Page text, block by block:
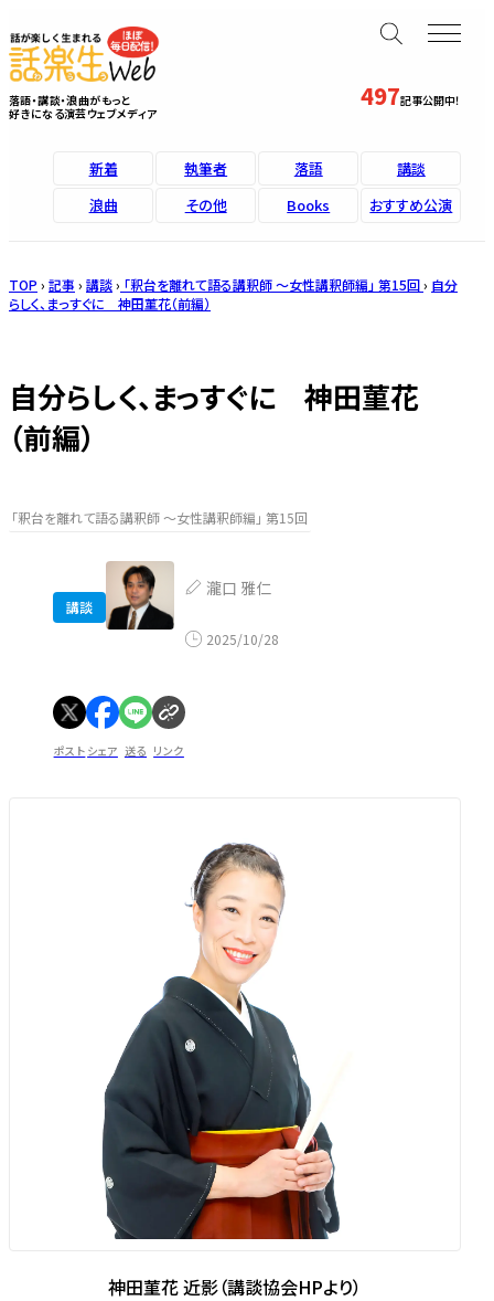
497記事公開中！
落語・講談・浪曲がもっと
好きになる演芸ウェブメディア
新着 執筆者 落語
講談
浪曲
その他 Books おすすめ公演
TOP › 記事 › 講談› 「釈台を離れて語る講釈師 ～女性講釈師編」 第15回› 自分
らしく、まっすぐに 神田菫花（前編）
自分らしく、まっすぐに 神田菫花
（前編）
「釈台を離れて語る講釈師 ～女性講釈師編」 第15回
講談
瀧口 雅仁
2025/10/28
ポスト シェア 送る リンク
神田菫花 近影（講談協会HPより）